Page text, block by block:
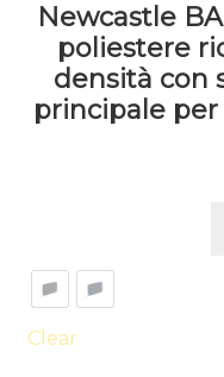
Newcastle
poliestere
densità con
principale
Clear